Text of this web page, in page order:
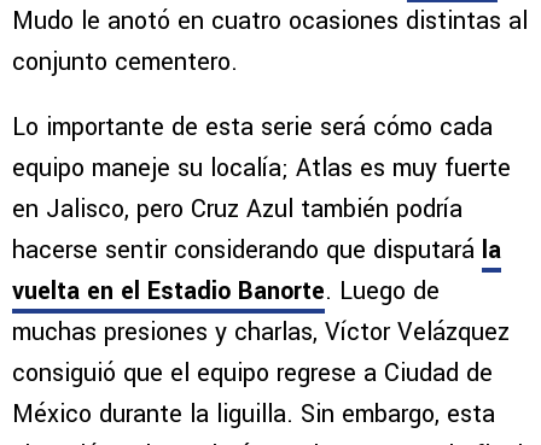
Mudo le anotó en cuatro ocasiones distintas al
conjunto cementero.
Lo importante de esta serie será cómo cada
equipo maneje su localía; Atlas es muy fuerte
en Jalisco, pero Cruz Azul también podría
hacerse sentir considerando que disputará la
vuelta en el Estadio Banorte. Luego de
muchas presiones y charlas, Víctor Velázquez
consiguió que el equipo regrese a Ciudad de
México durante la liguilla. Sin embargo, esta